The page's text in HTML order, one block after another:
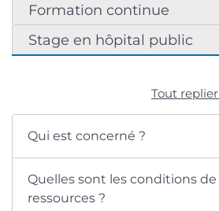
Formation continue
Stage en hôpital public
Tout replier
Qui est concerné ?
Quelles sont les conditions de
ressources ?